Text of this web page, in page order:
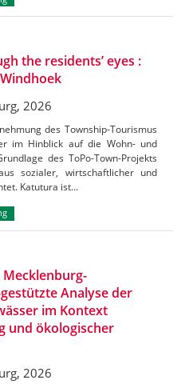
the residents’ eyes :
2026
des Township-Tourismus
im Hinblick auf die Wohn- und
des ToPo-Town-Projekts
sozialer, wirtschaftlicher und
Katutura ist…
Analyse der
im Kontext
und ökologischer
2026